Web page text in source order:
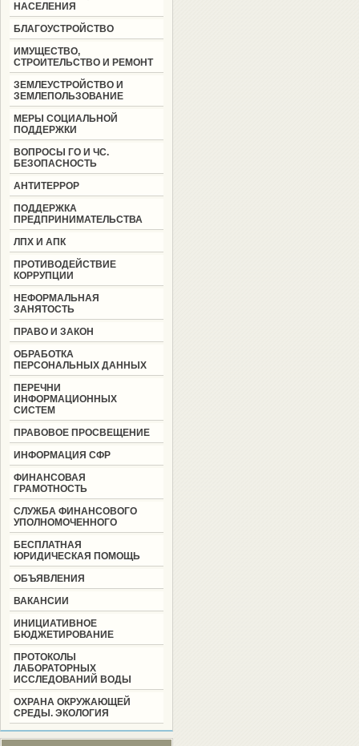
НАСЕЛЕНИЯ
БЛАГОУСТРОЙСТВО
ИМУЩЕСТВО,
СТРОИТЕЛЬСТВО И РЕМОНТ
ЗЕМЛЕУСТРОЙСТВО И
ЗЕМЛЕПОЛЬЗОВАНИЕ
МЕРЫ СОЦИАЛЬНОЙ
ПОДДЕРЖКИ
ВОПРОСЫ ГО И ЧС.
БЕЗОПАСНОСТЬ
АНТИТЕРРОР
ПОДДЕРЖКА
ПРЕДПРИНИМАТЕЛЬСТВА
ЛПХ И АПК
ПРОТИВОДЕЙСТВИЕ
КОРРУПЦИИ
НЕФОРМАЛЬНАЯ
ЗАНЯТОСТЬ
ПРАВО И ЗАКОН
ОБРАБОТКА
ПЕРСОНАЛЬНЫХ ДАННЫХ
ПЕРЕЧНИ
ИНФОРМАЦИОННЫХ
СИСТЕМ
ПРАВОВОЕ ПРОСВЕЩЕНИЕ
ИНФОРМАЦИЯ СФР
ФИНАНСОВАЯ
ГРАМОТНОСТЬ
СЛУЖБА ФИНАНСОВОГО
УПОЛНОМОЧЕННОГО
БЕСПЛАТНАЯ
ЮРИДИЧЕСКАЯ ПОМОЩЬ
ОБЪЯВЛЕНИЯ
ВАКАНСИИ
ИНИЦИАТИВНОЕ
БЮДЖЕТИРОВАНИЕ
ПРОТОКОЛЫ
ЛАБОРАТОРНЫХ
ИССЛЕДОВАНИЙ ВОДЫ
ОХРАНА ОКРУЖАЮЩЕЙ
СРЕДЫ. ЭКОЛОГИЯ